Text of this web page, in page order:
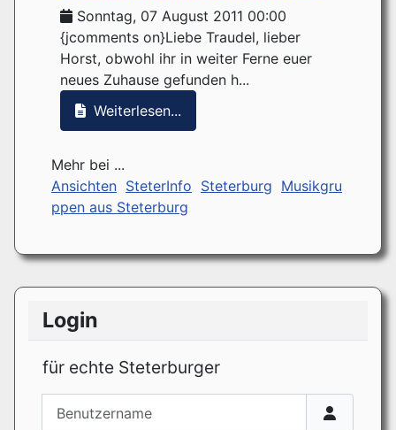
Sonntag, 07 August 2011 00:00
{jcomments on}Liebe Traudel, lieber
Horst, obwohl ihr in weiter Ferne euer
neues Zuhause gefunden h...
Weiterlesen...
Mehr bei ...
Ansichten SteterInfo Steterburg Musikgru
ppen aus Steterburg
Login
für echte Steterburger